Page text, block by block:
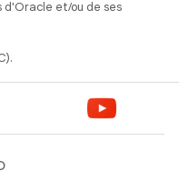
d'Oracle et/ou de ses